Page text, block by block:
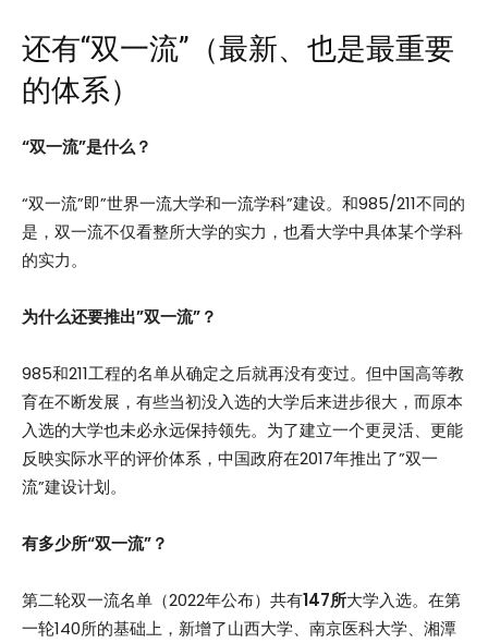
还有“双一流”（最新、也是最重要
的体系）
“双一流”是什么？
“双一流”即”世界一流大学和一流学科”建设。和985/211不同的
是，双一流不仅看整所大学的实力，也看大学中具体某个学科
的实力。
为什么还要推出”双一流”？
985和211工程的名单从确定之后就再没有变过。但中国高等教
育在不断发展，有些当初没入选的大学后来进步很大，而原本
入选的大学也未必永远保持领先。为了建立一个更灵活、更能
反映实际水平的评价体系，中国政府在2017年推出了”双一
流”建设计划。
有多少所“双一流”？
第二轮双一流名单（2022年公布）共有147所大学入选。在第
一轮140所的基础上，新增了山西大学、南京医科大学、湘潭